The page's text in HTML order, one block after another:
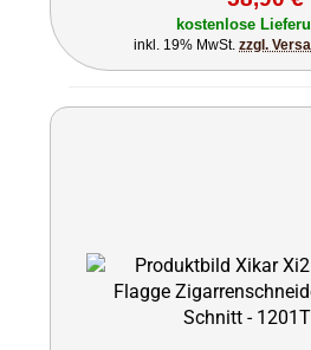
kostenlose
inkl. 19% MwSt. zzgl.